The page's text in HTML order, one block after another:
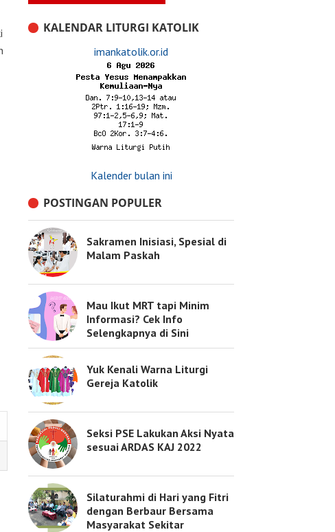
KALENDAR LITURGI KATOLIK
imankatolik.or.id
Kalender bulan ini
POSTINGAN POPULER
Sakramen Inisiasi, Spesial di
Malam Paskah
Mau Ikut MRT tapi Minim
Informasi? Cek Info
Selengkapnya di Sini
Yuk Kenali Warna Liturgi
Gereja Katolik
Seksi PSE Lakukan Aksi Nyata
sesuai ARDAS KAJ 2022
Silaturahmi di Hari yang Fitri
dengan Berbaur Bersama
Masyarakat Sekitar